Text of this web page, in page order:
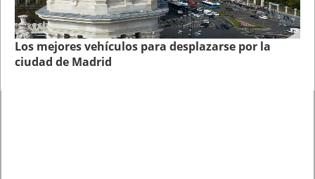
Los mejores vehículos para desplazarse por la
ciudad de Madrid